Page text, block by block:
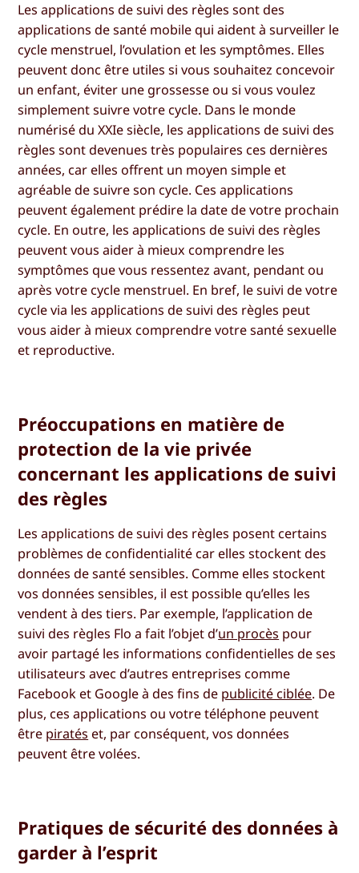
Les applications de suivi des règles sont des
applications de santé mobile qui aident à surveiller le
cycle menstruel, l’ovulation et les symptômes. Elles
peuvent donc être utiles si vous souhaitez concevoir
un enfant, éviter une grossesse ou si vous voulez
simplement suivre votre cycle. Dans le monde
numérisé du XXIe siècle, les applications de suivi des
règles sont devenues très populaires ces dernières
années, car elles offrent un moyen simple et
agréable de suivre son cycle. Ces applications
peuvent également prédire la date de votre prochain
cycle. En outre, les applications de suivi des règles
peuvent vous aider à mieux comprendre les
symptômes que vous ressentez avant, pendant ou
après votre cycle menstruel. En bref, le suivi de votre
cycle via les applications de suivi des règles peut
vous aider à mieux comprendre votre santé sexuelle
et reproductive.
Préoccupations en matière de
protection de la vie privée
concernant les applications de suivi
des règles
Les applications de suivi des règles posent certains
problèmes de confidentialité car elles stockent des
données de santé sensibles. Comme elles stockent
vos données sensibles, il est possible qu’elles les
vendent à des tiers. Par exemple, l’application de
suivi des règles Flo a fait l’objet d’un procès pour
avoir partagé les informations confidentielles de ses
utilisateurs avec d’autres entreprises comme
Facebook et Google à des fins de publicité ciblée. De
plus, ces applications ou votre téléphone peuvent
être piratés et, par conséquent, vos données
peuvent être volées.
Pratiques de sécurité des données à
garder à l’esprit